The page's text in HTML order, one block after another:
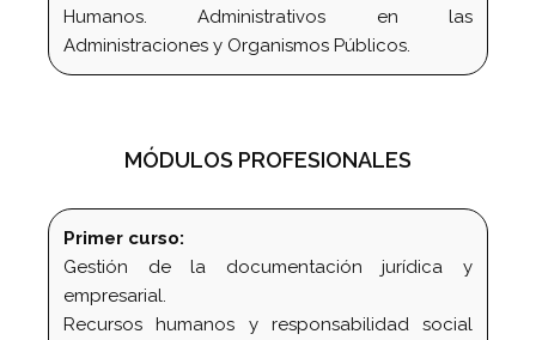
Humanos. Administrativos en las
Administraciones y Organismos Públicos.
MÓDULOS PROFESIONALES
Primer curso:
Gestión de la documentación jurídica y
empresarial.
Recursos humanos y responsabilidad social